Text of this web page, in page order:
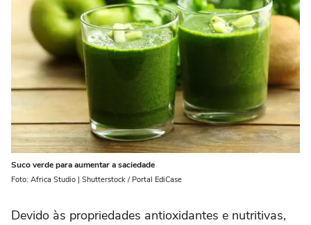
Suco verde para aumentar a saciedade
Foto: Africa Studio | Shutterstock / Portal EdiCase
Devido às propriedades antioxidantes e nutritivas,